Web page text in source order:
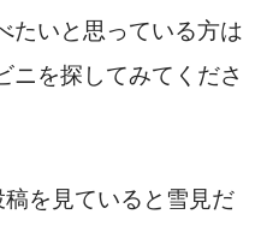
たいと思っている方は
ニを探してみてくださ
を見ていると雪見だ